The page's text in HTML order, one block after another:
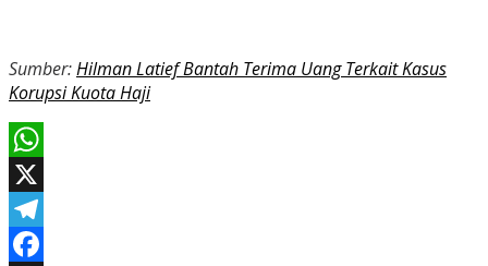
Sumber:Hilman Latief Bantah Terima Uang Terkait Kasus
Korupsi Kuota Haji
WhatsApp
X
Telegram